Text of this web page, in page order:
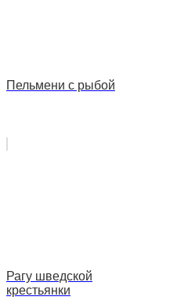
Пельмени с рыбой
Рагу шведской
крестьянки